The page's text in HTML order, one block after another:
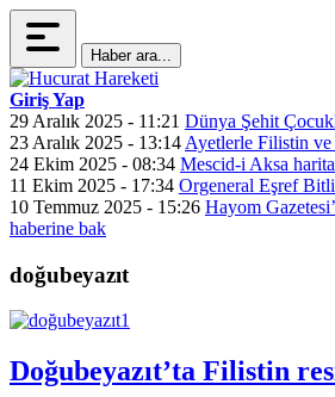
Haber ara...
Giriş Yap
29 Aralık 2025 - 11:21 Dünya Şehit
23 Aralık 2025 - 13:14 Ayetlerle Filistin
24 Ekim 2025 - 08:34 Mescid-i Aksa
11 Ekim 2025 - 17:34 Orgeneral Eşref
10 Temmuz 2025 - 15:26 Hayom
haberine bak
doğubeyazıt
Doğubeyazıt’ta Filistin